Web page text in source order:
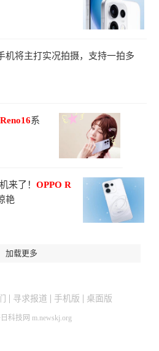
机将主打实况拍摄，支持一拍多
Reno16系
来了！ OPPO R
艳
加载更多
寻求报道 手机版 桌面版
科技网 m.newskj.org